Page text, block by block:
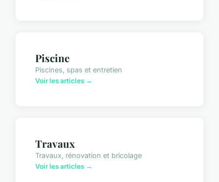
Piscine
Piscines, spas et entretien
Voir les articles →
Travaux
Travaux, rénovation et bricolage
Voir les articles →